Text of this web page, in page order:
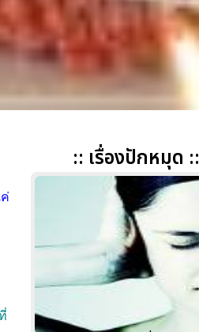
:: เรื่องปักหมุด ::